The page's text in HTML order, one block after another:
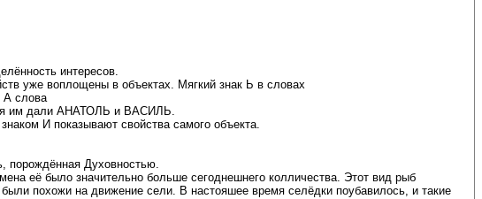
интересов.
уже воплощены в объектах. Мягкий знак Ь в словах
А слова
им дали АНАТОЛЬ и ВАСИЛЬ.
И показывают свойства самого объекта.
порождённая Духовностью.
её было значительно больше сегоднешнего колличества. Этот вид рыб
похожи на движение сели. В настояшее время селёдки поубавилось, и такие